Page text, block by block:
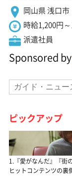
岡山県 浅口市
時給1,200円
派遣社員
Sponsored by
ピックアップ
1.『愛がなんだ』『街
ヒットコンテンツの裏